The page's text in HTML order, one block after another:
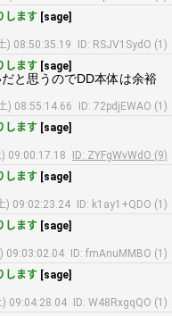
します [sage]
) 08:50:35.19
ID: RSJV1SydO (1)
します [sage]
と思うのでDD本体は余裕
) 08:55:14.66
ID: 72pdjEWAO (1)
します [sage]
09:00:17.18
ID: ZYFgWvWdO (9)
します [sage]
) 09:02:23.24
ID: k1ay1+QDO (1)
します [sage]
09:03:02.04
ID: fmAnuMMBO (1)
します [sage]
09:04:28.04
ID: W48RxgqQO (1)